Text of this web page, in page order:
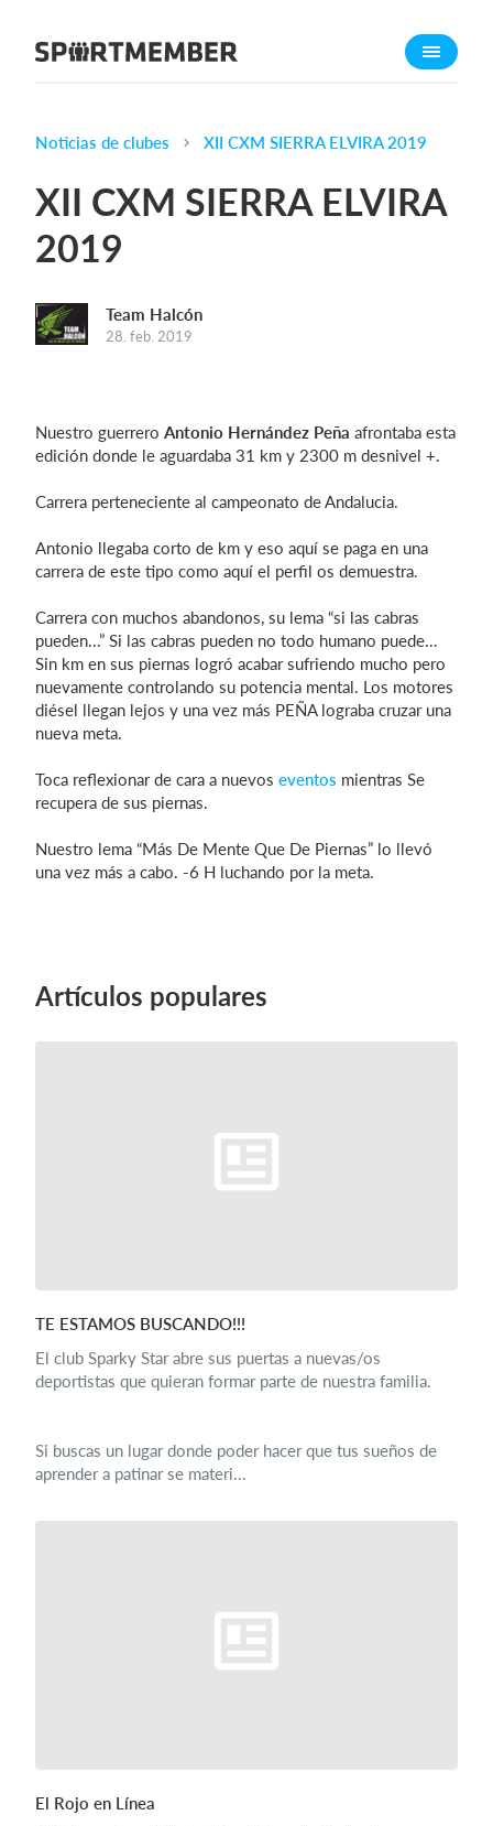
Acerca de SportMember
Funciones
Calendario
Sitio web
¿Cuanto cuesta?
Iniciar sesión
Noticias de clubes XII CXM SIERRA ELVIRA 2019
XII CXM SIERRA ELVIRA
2019
Team Halcón
28. feb. 2019
Nuestro guerrero Antonio Hernández Peña afrontaba esta
edición donde le aguardaba 31 km y 2300 m desnivel +.
Carrera perteneciente al campeonato de Andalucia.
Antonio llegaba corto de km y eso aquí se paga en una
carrera de este tipo como aquí el perfil os demuestra.
Carrera con muchos abandonos, su lema “si las cabras
pueden...” Si las cabras pueden no todo humano puede...
Sin km en sus piernas logró acabar sufriendo mucho pero
nuevamente controlando su potencia mental. Los motores
diésel llegan lejos y una vez más PEÑA lograba cruzar una
nueva meta.
Toca reflexionar de cara a nuevos eventos mientras Se
recupera de sus piernas.
Nuestro lema “Más De Mente Que De Piernas” lo llevó
una vez más a cabo. -6 H luchando por la meta.
Artículos populares
TE ESTAMOS BUSCANDO!!!
El club Sparky Star abre sus puertas a nuevas/os
deportistas que quieran formar parte de nuestra familia.
Si buscas un lugar donde poder hacer que tus sueños de
aprender a patinar se materi...
El Rojo en Línea